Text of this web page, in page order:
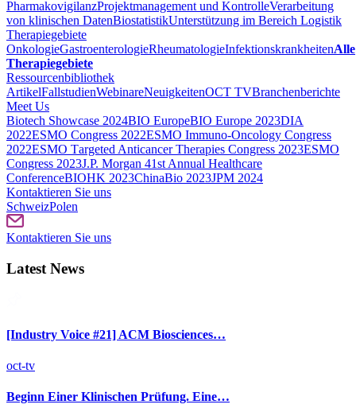
PharmakovigilanzProjektmanagement und KontrolleVerarbeitung
von klinischen DatenBiostatistikUnterstützung im Bereich Logistik
Therapiegebiete
OnkologieGastroenterologieRheumatologieInfektionskrankheitenAlle
Therapiegebiete
Ressourcenbibliothek
ArtikelFallstudienWebinareNeuigkeitenOCT TVBranchenberichte
Meet Us
Biotech Showcase 2024BIO EuropeBIO Europe 2023DIA
2022ESMO Congress 2022ESMO Immuno-Oncology Congress
2022ESMO Тargeted Anticancer Therapies Congress 2023ESMO
Congress 2023J.P. Morgan 41st Annual Healthcare
ConferenceBIOHK 2023ChinaBio 2023JPM 2024
Kontaktieren Sie uns
SchweizPolen
Kontaktieren Sie uns
Latest News
[Industry Voice #21] ACM Biosciences…
oct-tv
Beginn Einer Klinischen Prüfung. Eine…